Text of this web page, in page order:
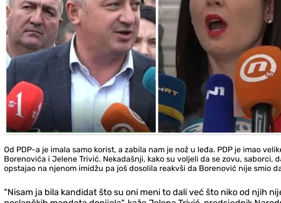
Od PDP-a je imala samo korist, a zabila nam je nož u leđa. PDP je imao
Borenovića i Jelene Trivić. Nekadašnji, kako su voljeli da se zovu, saborci,
opstajao na njenom imidžu pa još dosolila reakvši da Borenović nije smio
"Nisam ja bila kandidat što su oni meni to dali već što niko od njih